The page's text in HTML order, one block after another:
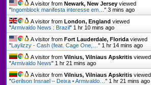
A visitor from Newark, New Jersey viewed
" Ingomblock manifesta interesse em…"3 mins ago
A visitor from London, England viewed
"Armivaldo News : Brazil" 1 hr 10 mins ago
A visitor from Fort Lauderdale, Florida viewed
" Laylizzy - Cash (feat. Cage One,…" 1 hr 14 mins ago
A visitor fromVilnius, Vilniaus Apskritis viewed
"Armivaldo News" 1 hr 21 mins ago
A visitor fromVilnius, Vilniaus Apskritis viewed
"Gerilson Insrael – Deixa • Armivaldo…" 1 hr 21 mins ago